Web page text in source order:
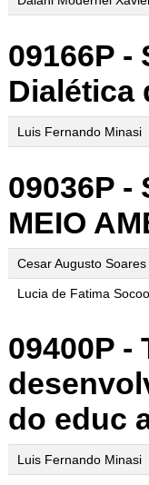
09166P -
Dialética
Luis Fernando Minasi
09036P -
MEIO
Cesar Augusto
Lucia de Fatima
09400P -
do educ
Luis Fernando Minasi